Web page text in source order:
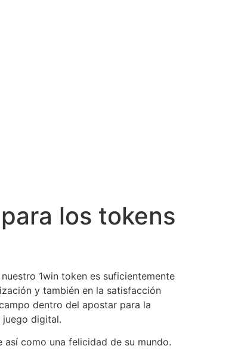
los tokens
1win token es suficientemente
y también en la satisfacción
dentro del apostar para la
juego digital.
como una felicidad de su mundo.